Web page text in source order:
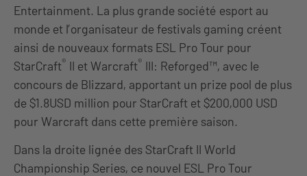
Entertainment. La plus grande société esport au
monde et l’organisateur de festivals gaming créent
ainsi de nouveaux formats ESL Pro Tour pour
StarCraft® II et Warcraft® III: Reforged™, avec le
concours de Blizzard, apportant un prize pool de plus
de $1.8USD million pour StarCraft et $200,000 USD
pour Warcraft dans cette première saison.
Dans la droite lignée des StarCraft II World
Championship Series, ce nouvel ESL Pro Tour